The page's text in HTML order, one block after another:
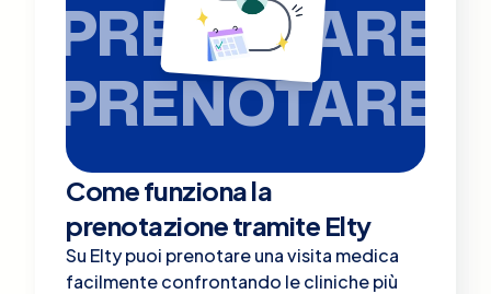
PRENOTARE
PRENOTARE
Come funziona la
prenotazione tramite Elty
Su Elty puoi prenotare una visita medica
facilmente confrontando le cliniche più